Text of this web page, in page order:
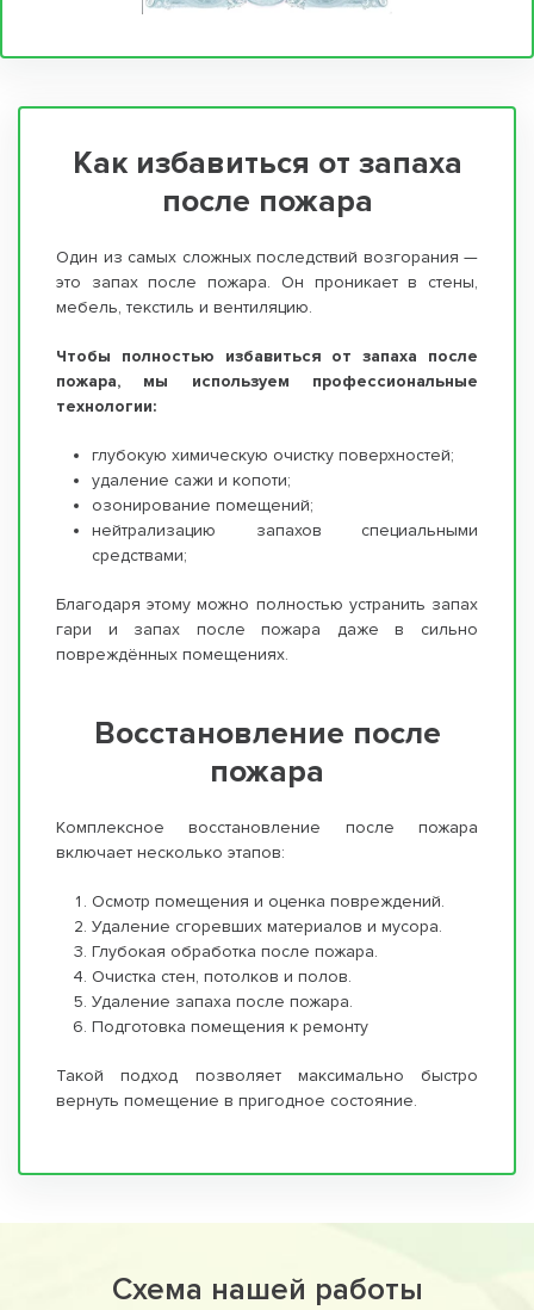
Как избавиться от запаха
после пожара
Один из самых сложных последствий возгорания —
это запах после пожара. Он проникает в стены,
мебель, текстиль и вентиляцию.
Чтобы полностью избавиться от запаха после
пожара, мы используем профессиональные
технологии:
глубокую химическую очистку поверхностей;
удаление сажи и копоти;
озонирование помещений;
нейтрализацию запахов специальными
средствами;
Благодаря этому можно полностью устранить запах
гари и запах после пожара даже в сильно
повреждённых помещениях.
Восстановление после
пожара
Комплексное восстановление после пожара
включает несколько этапов:
Осмотр помещения и оценка повреждений.
Удаление сгоревших материалов и мусора.
Глубокая обработка после пожара.
Очистка стен, потолков и полов.
Удаление запаха после пожара.
Подготовка помещения к ремонту
Такой подход позволяет максимально быстро
вернуть помещение в пригодное состояние.
Схема нашей работы